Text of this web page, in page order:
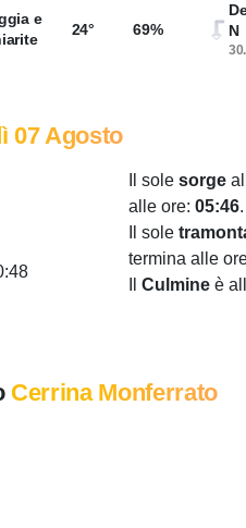
e
24° 69%
N
07 Agosto
Il sole sorge
alle ore: 05:46.
Il sole
termina alle
Culmine è
Cerrina Monferrato